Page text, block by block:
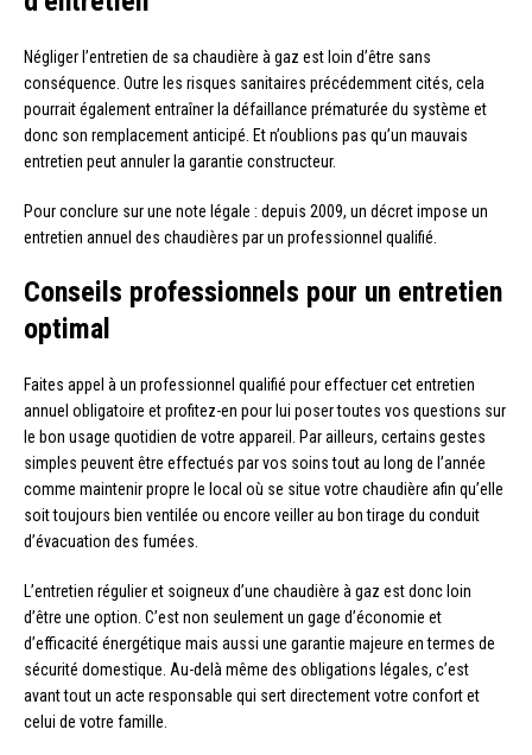
Négliger l’entretien de sa chaudière à gaz est loin d’être sans
conséquence. Outre les risques sanitaires précédemment cités, cela
pourrait également entraîner la défaillance prématurée du système et
donc son remplacement anticipé. Et n’oublions pas qu’un mauvais
entretien peut annuler la garantie constructeur.
Pour conclure sur une note légale : depuis 2009, un décret impose un
entretien annuel des chaudières par un professionnel qualifié.
Conseils professionnels pour un entretien
optimal
Faites appel à un professionnel qualifié pour effectuer cet entretien
annuel obligatoire et profitez-en pour lui poser toutes vos questions sur
le bon usage quotidien de votre appareil. Par ailleurs, certains gestes
simples peuvent être effectués par vos soins tout au long de l’année
comme maintenir propre le local où se situe votre chaudière afin qu’elle
soit toujours bien ventilée ou encore veiller au bon tirage du conduit
d’évacuation des fumées.
L’entretien régulier et soigneux d’une chaudière à gaz est donc loin
d’être une option. C’est non seulement un gage d’économie et
d’efficacité énergétique mais aussi une garantie majeure en termes de
sécurité domestique. Au-delà même des obligations légales, c’est
avant tout un acte responsable qui sert directement votre confort et
celui de votre famille.